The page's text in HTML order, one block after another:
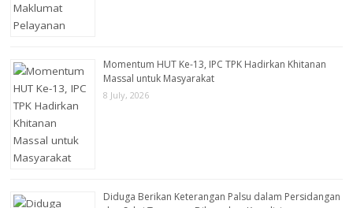
Momentum HUT Ke-13, IPC TPK Hadirkan Khitanan
Massal untuk Masyarakat
8 July, 2026
Diduga Berikan Keterangan Palsu dalam Persidangan